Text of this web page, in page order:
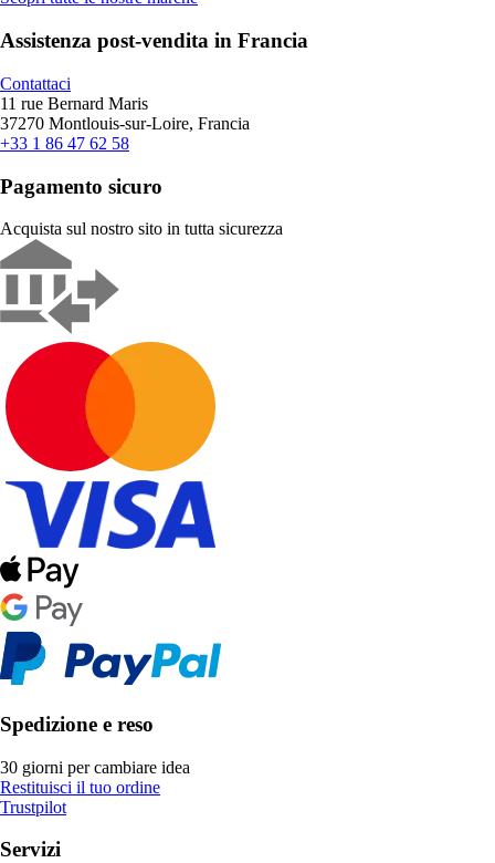
Assistenza post-vendita in Francia
Contattaci
11 rue Bernard Maris
37270 Montlouis-sur-Loire, Francia
+33 1 86 47 62 58
Pagamento sicuro
Acquista sul nostro sito in tutta sicurezza
Spedizione e reso
30 giorni per cambiare idea
Restituisci il tuo ordine
Trustpilot
Servizi